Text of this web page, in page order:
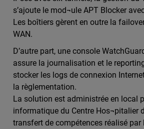
s’ajoute le mod¬ule APT Blocker
Les boîtiers gèrent en outre la
WAN.
D’autre part, une console
assure la journalisation et le
stocker les logs de connexion
la règlementation.
La solution est administrée en local
informatique du Centre Hos¬pitalier
transfert de compétences réalisé par